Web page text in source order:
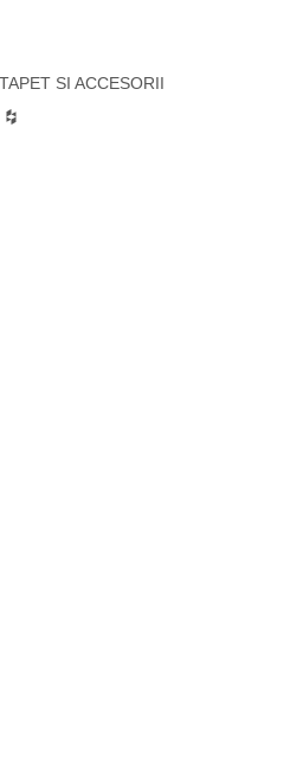
TAPET SI ACCESORII